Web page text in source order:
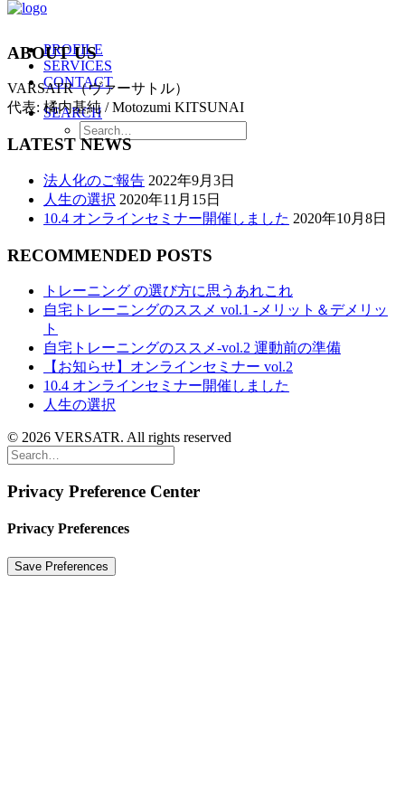
PROFILE
SERVICES
CONTACT
SEARCH
ABOUT US
VARSATR（ヴァーサトル）
代表: 橘内基純 / Motozumi KITSUNAI
LATEST NEWS
法人化のご報告 2022年9月3日
人生の選択 2020年11月15日
10.4 オンラインセミナー開催しました 2020年10月8日
RECOMMENDED POSTS
トレーニング の選び方に思うあれこれ
自宅トレーニングのススメ vol.1 -メリット＆デメリッ
ト
自宅トレーニングのススメ-vol.2 運動前の準備
【お知らせ】オンラインセミナー vol.2
10.4 オンラインセミナー開催しました
人生の選択
© 2026 VERSATR. All rights reserved
Privacy Preference Center
Privacy Preferences